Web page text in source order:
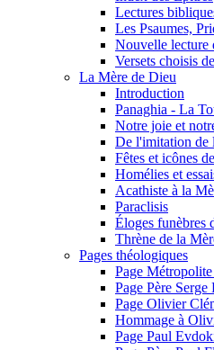
Lectures
Les Psaumes,
Nouvelle lecture
Versets choisis
La Mère de Dieu
Introduction
Panaghia - La
Notre joie et
De l'imitation de
Fêtes et icônes
Homélies et
Acathiste à la
Paraclisis
Éloges funèbres
Thrène de la
Pages théologiques
Page
Page Père
Page Olivier
Hommage à
Page Paul